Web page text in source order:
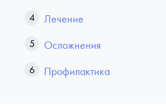
Лечение
Осложнения
Профилактика